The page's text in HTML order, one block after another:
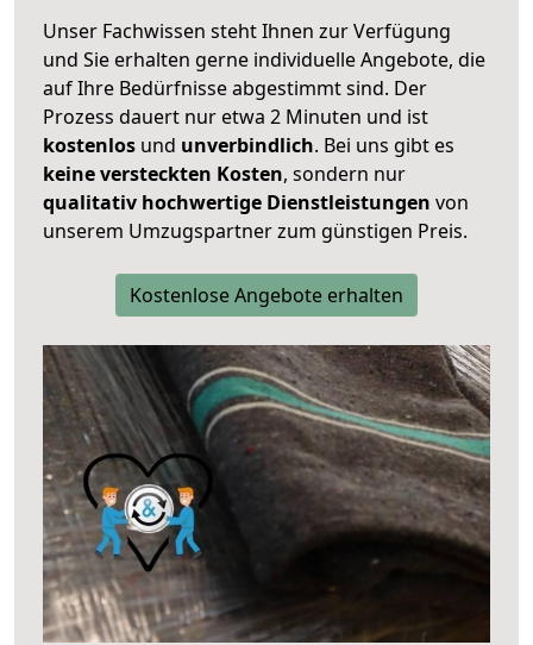
Unser Fachwissen steht Ihnen zur Verfügung
und Sie erhalten gerne individuelle Angebote, die
auf Ihre Bedürfnisse abgestimmt sind. Der
Prozess dauert nur etwa 2 Minuten und ist
kostenlos und unverbindlich. Bei uns gibt es
keine versteckten Kosten, sondern nur
qualitativ hochwertige Dienstleistungen von
unserem Umzugspartner zum günstigen Preis.
Kostenlose Angebote erhalten